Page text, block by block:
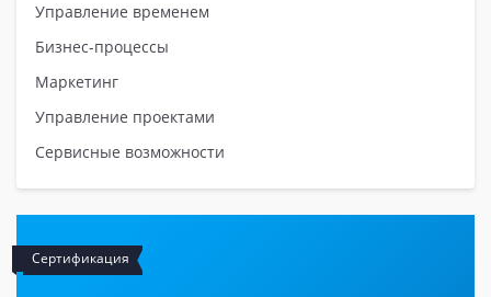
Управление временем
Бизнес-процессы
Маркетинг
Управление проектами
Сервисные возможности
Сертификация